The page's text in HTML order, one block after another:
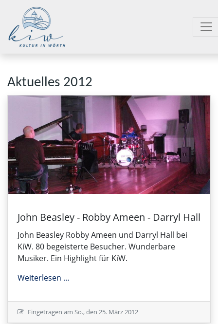
Aktuelles 2012
John Beasley - Robby Ameen - Darryl Hall
John Beasley Robby Ameen und Darryl Hall bei
KiW. 80 begeisterte Besucher. Wunderbare
Musiker. Ein Highlight für KiW.
Weiterlesen …
Eingetragen am So., den 25. März 2012